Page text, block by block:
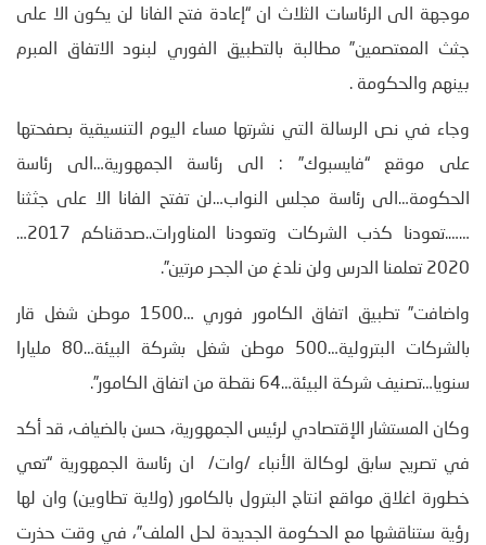
موجهة الى الرئاسات الثلاث ان “إعادة فتح الفانا لن يكون الا على
جثث المعتصمين” مطالبة بالتطبيق الفوري لبنود الاتفاق المبرم
بينهم والحكومة .
وجاء في نص الرسالة التي نشرتها مساء اليوم التنسيقية بصفحتها
على موقع “فايسبوك” : الى رئاسة الجمهورية…الى رئاسة
الحكومة…الى رئاسة مجلس النواب…لن تفتح الفانا الا على جثثنا
…….تعودنا كذب الشركات وتعودنا المناورات..صدقناكم 2017…
2020 تعلمنا الدرس ولن نلدغ من الجحر مرتين”.
واضافت” تطبيق اتفاق الكامور فوري …1500 موطن شغل قار
بالشركات البترولية…500 موطن شغل بشركة البيئة…80 مليارا
سنويا…تصنيف شركة البيئة…64 نقطة من اتفاق الكامور”.
وكان المستشار الإقتصادي لرئيس الجمهورية، حسن بالضياف، قد أكد
في تصريح سابق لوكالة الأنباء /وات/ ان رئاسة الجمهورية “تعي
خطورة اغلاق مواقع انتاج البترول بالكامور (ولاية تطاوين) وان لها
رؤية ستناقشها مع الحكومة الجديدة لحل الملف”، في وقت حذرت